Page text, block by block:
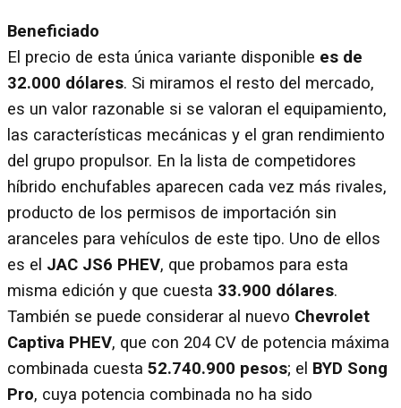
Beneficiado
El precio de esta única variante disponible es de
32.000 dólares. Si miramos el resto del mercado,
es un valor razonable si se valoran el equipamiento,
las características mecánicas y el gran rendimiento
del grupo propulsor. En la lista de competidores
híbrido enchufables aparecen cada vez más rivales,
producto de los permisos de importación sin
aranceles para vehículos de este tipo. Uno de ellos
es el JAC JS6 PHEV, que probamos para esta
misma edición y que cuesta 33.900 dólares.
También se puede considerar al nuevo Chevrolet
Captiva PHEV, que con 204 CV de potencia máxima
combinada cuesta 52.740.900 pesos; el BYD Song
Pro, cuya potencia combinada no ha sido